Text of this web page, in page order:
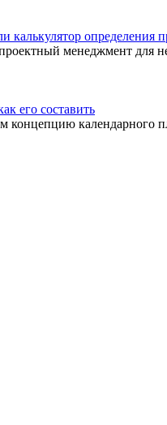
калькулятор определения
менеджмент для
его составить
концепцию календарного